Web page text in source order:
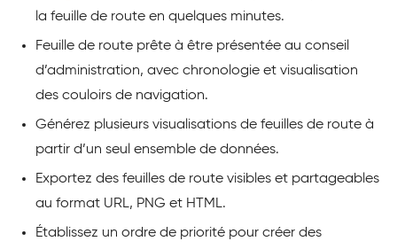
la feuille de route en quelques minutes.
Feuille de route prête à être présentée au conseil
d’administration, avec chronologie et visualisation
des couloirs de navigation.
Générez plusieurs visualisations de feuilles de route à
partir d’un seul ensemble de données.
Exportez des feuilles de route visibles et partageables
au format URL, PNG et HTML.
Établissez un ordre de priorité pour créer des